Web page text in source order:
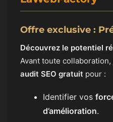
Offre exclusive :
Découvrez le potentiel
Avant toute
audit SEO gratuit pour :
Identifier vos
d’amélioration.